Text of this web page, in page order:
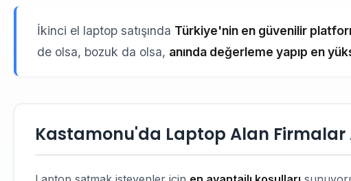
İkinci el laptop satışında Türkiye'nin en güvenilir
de olsa, bozuk da olsa, anında değerleme yapıp en
Kastamonu'da Laptop Alan Firmalar